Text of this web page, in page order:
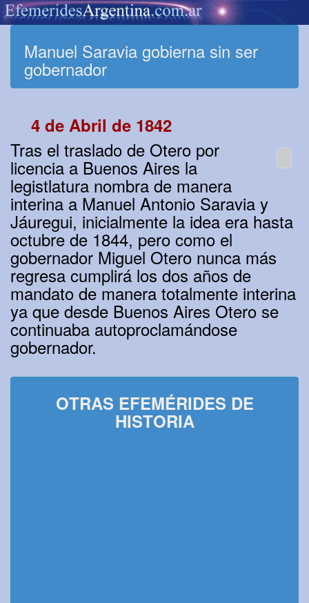
Manuel Saravia gobierna sin ser
gobernador
4 de Abril de 1842
Tras el traslado de Otero por
licencia a Buenos Aires la
legistlatura nombra de manera
interina a Manuel Antonio Saravia y
Jáuregui, inicialmente la idea era hasta
octubre de 1844, pero como el
gobernador Miguel Otero nunca más
regresa cumplirá los dos años de
mandato de manera totalmente interina
ya que desde Buenos Aires Otero se
continuaba autoproclamándose
gobernador.
OTRAS EFEMÉRIDES DE
HISTORIA